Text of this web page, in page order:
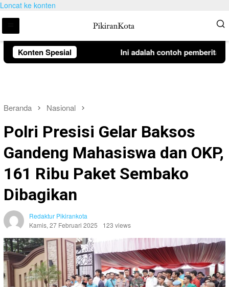
Loncat ke konten
Konten Spesial Ini adalah contoh
Beranda Nasional
Polri Presisi Gelar Baksos
Gandeng Mahasiswa dan OKP,
161 Ribu Paket Sembako
Dibagikan
Redaktur Pikirankota
Kamis, 27 Februari 2025
123 views